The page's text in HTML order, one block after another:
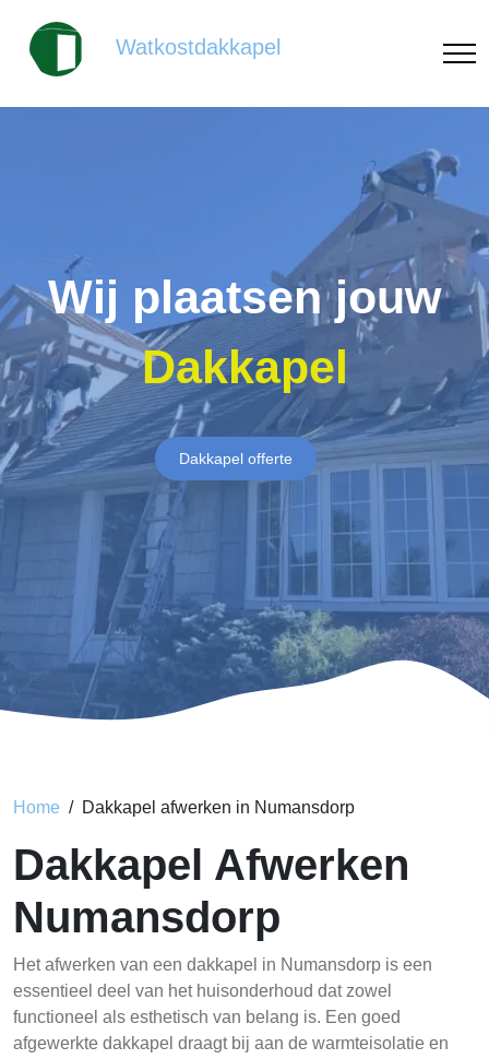
Watkostdakkapel
Wij plaatsen jouw
Dakkapel
Dakkapel offerte
Home Dakkapel afwerken in Numansdorp
Dakkapel Afwerken
Numansdorp
Het afwerken van een dakkapel in Numansdorp is een
essentieel deel van het huisonderhoud dat zowel
functioneel als esthetisch van belang is. Een goed
afgewerkte dakkapel draagt bij aan de warmteisolatie en